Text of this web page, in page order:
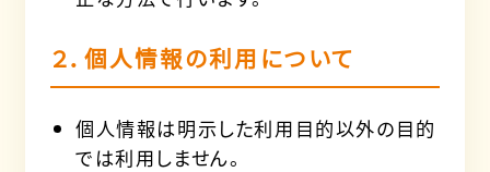
２．個人情報の利用について
個人情報は明示した利用目的以外の目的
では利用しません。